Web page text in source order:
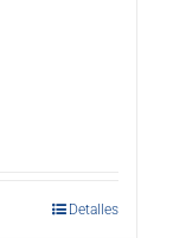
Detalles